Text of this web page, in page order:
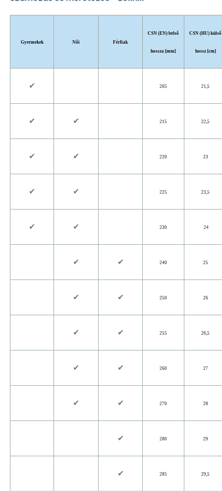
Gyermekek Női Férfiak
CSN (EN) belső
hossza [mm]
CSN (HU) külső
hossz [cm]
✔︎ 205 21,5
✔︎ ✔︎ 215 22,5
✔︎ ✔︎ 220 23
✔︎ ✔︎ 225 23,5
✔︎ ✔︎ 230 24
✔︎ ✔︎ 240 25
✔︎ ✔︎ 250 26
✔︎ ✔︎ 255 26,5
✔︎ ✔︎ 260 27
✔︎ ✔︎ 270 28
✔︎ 280 29
✔︎ 285 29,5